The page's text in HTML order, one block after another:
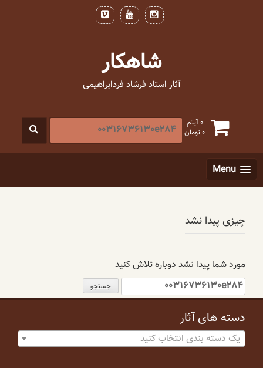
شاهکار
آثار استاد فرشاد فردابراهیمی
0 آیتم
0تومان
جستجو
برای
Menu
چیزی پیدا نشد
مورد شما پیدا نشد دوباره تلاش کنید
جستجو
برای:
دسته های آثار
یک دسته بندی انتخاب کنید